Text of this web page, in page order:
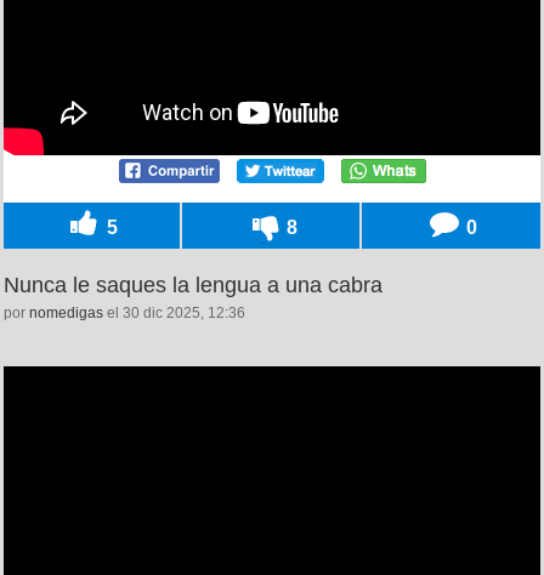
5 8 0
Nunca le saques la lengua a una cabra
por nomedigas el 30 dic 2025, 12:36